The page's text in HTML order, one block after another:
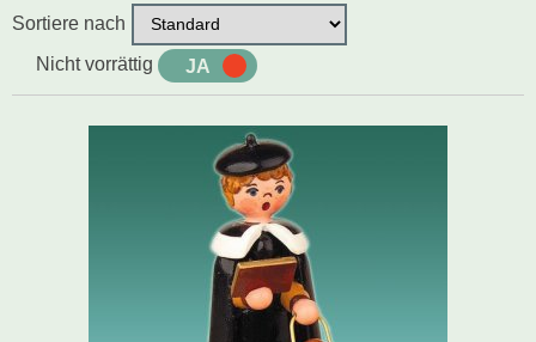
Alle Produkte
Holzkunst nach Hersteller
Sortiere nach
Nicht vorrättig JA